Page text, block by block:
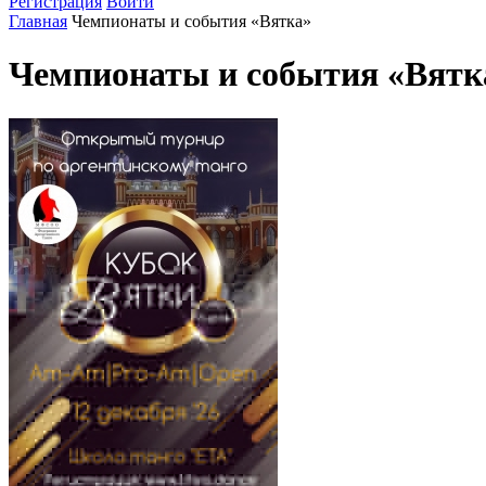
Главная Чемпионаты и события «Вятка»
Чемпионаты и события